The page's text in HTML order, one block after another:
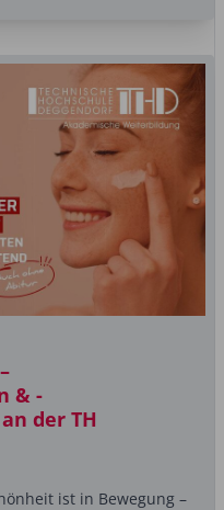
& -
der TH
ist in Bewegung –